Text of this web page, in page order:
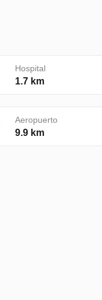
Hospital
1.7 km
Aeropuerto
9.9 km